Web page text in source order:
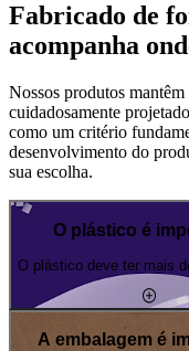
Fabricado de
acompanha
Nossos produtos
cuidadosamente
como um critério
desenvolvimento do
sua escolha.
O plástico é
O plástico deve ter mais
A embalagem é